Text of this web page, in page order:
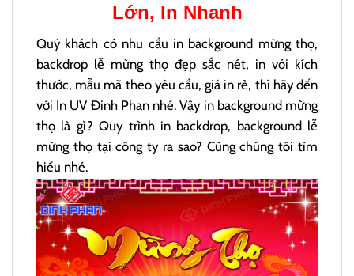
Lớn, In Nhanh
Quý khách có nhu cầu in background mừng thọ,
backdrop lễ mừng thọ đẹp sắc nét, in với kích
thước, mẫu mã theo yêu cầu, giá in rẻ, thì hãy đến
với In UV Đinh Phan nhé. Vậy in background mừng
thọ là gì? Quy trình in backdrop, background lễ
mừng thọ tại công ty ra sao? Cùng chúng tôi tìm
hiểu nhé.